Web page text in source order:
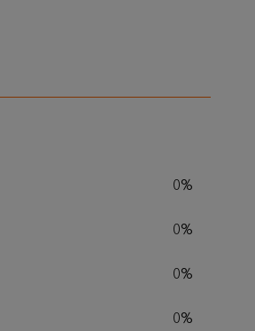
0%
0%
0%
0%